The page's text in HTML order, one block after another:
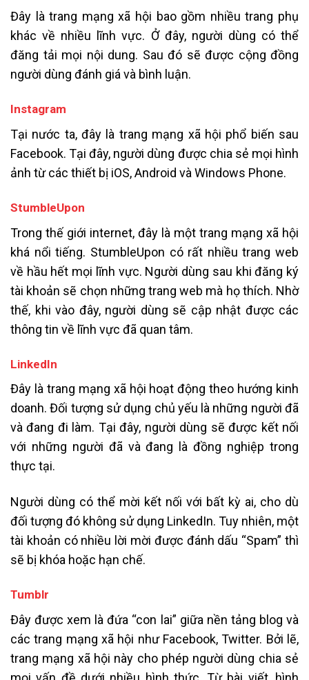
Đây là trang mạng xã hội bao gồm nhiều trang phụ
khác về nhiều lĩnh vực. Ở đây, người dùng có thể
đăng tải mọi nội dung. Sau đó sẽ được cộng đồng
người dùng đánh giá và bình luận.
Instagram
Tại nước ta, đây là trang mạng xã hội phổ biến sau
Facebook. Tại đây, người dùng được chia sẻ mọi hình
ảnh từ các thiết bị iOS, Android và Windows Phone.
StumbleUpon
Trong thế giới internet, đây là một trang mạng xã hội
khá nổi tiếng. StumbleUpon có rất nhiều trang web
về hầu hết mọi lĩnh vực. Người dùng sau khi đăng ký
tài khoản sẽ chọn những trang web mà họ thích. Nhờ
thế, khi vào đây, người dùng sẽ cập nhật được các
thông tin về lĩnh vực đã quan tâm.
LinkedIn
Đây là trang mạng xã hội hoạt động theo hướng kinh
doanh. Đối tượng sử dụng chủ yếu là những người đã
và đang đi làm. Tại đây, người dùng sẽ được kết nối
với những người đã và đang là đồng nghiệp trong
thực tại.
Người dùng có thể mời kết nối với bất kỳ ai, cho dù
đối tượng đó không sử dụng LinkedIn. Tuy nhiên, một
tài khoản có nhiều lời mời được đánh dấu “Spam” thì
sẽ bị khóa hoặc hạn chế.
Tumblr
Đây được xem là đứa “con lai” giữa nền tảng blog và
các trang mạng xã hội như Facebook, Twitter. Bởi lẽ,
trang mạng xã hội này cho phép người dùng chia sẻ